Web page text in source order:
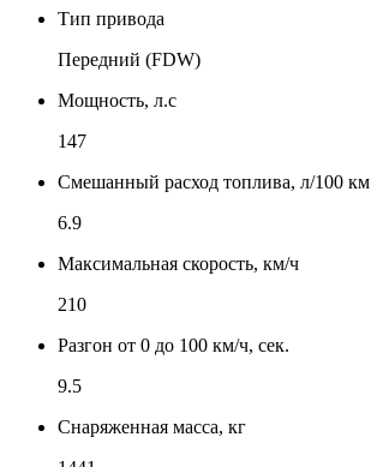
Тип привода
Передний (FDW)
Мощность, л.с
147
Смешанный расход топлива, л/100 км
6.9
Максимальная скорость, км/ч
210
Разгон от 0 до 100 км/ч, сек.
9.5
Снаряженная масса, кг